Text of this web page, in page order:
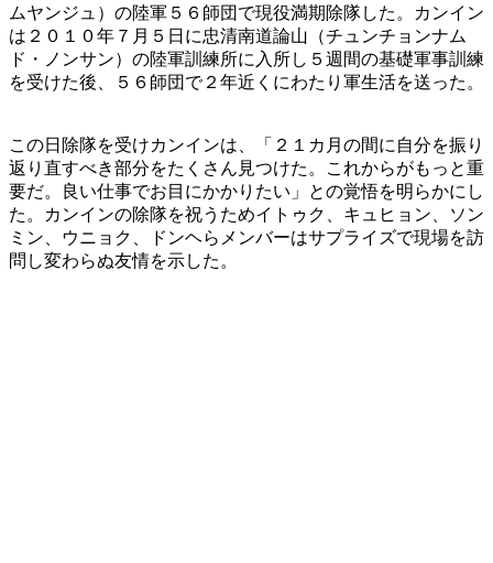
ムヤンジュ）の陸軍５６師団で現役満期除隊した。カンイン
は２０１０年７月５日に忠清南道論山（チュンチョンナム
ド・ノンサン）の陸軍訓練所に入所し５週間の基礎軍事訓練
を受けた後、５６師団で２年近くにわたり軍生活を送った。
この日除隊を受けカンインは、「２１カ月の間に自分を振り
返り直すべき部分をたくさん見つけた。これからがもっと重
要だ。良い仕事でお目にかかりたい」との覚悟を明らかにし
た。カンインの除隊を祝うためイトゥク、キュヒョン、ソン
ミン、ウニョク、ドンヘらメンバーはサプライズで現場を訪
問し変わらぬ友情を示した。